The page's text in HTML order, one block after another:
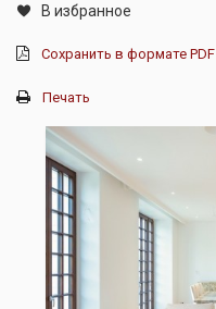
В избранное
Сохранить в формате PDF
Печать